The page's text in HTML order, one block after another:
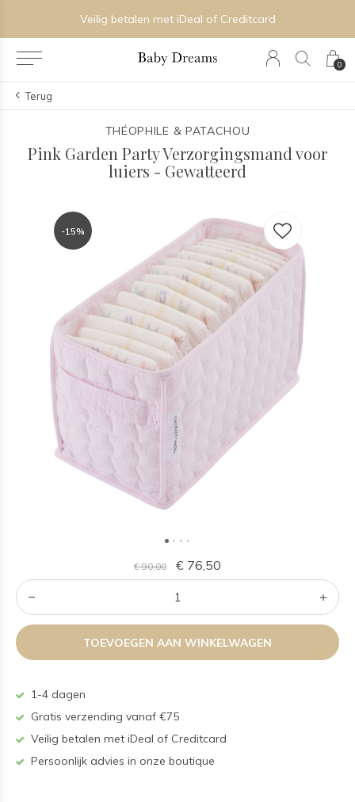
0
Veilig betalen met iDeal of Creditcard
Terug
THÉOPHILE & PATACHOU
Pink Garden Party Verzorgingsmand voor
luiers - Gewatteerd
-15%
€ 90,00 € 76,50
TOEVOEGEN AAN WINKELWAGEN
1-4 dagen
Gratis verzending vanaf €75
Veilig betalen met iDeal of Creditcard
Persoonlijk advies in onze boutique